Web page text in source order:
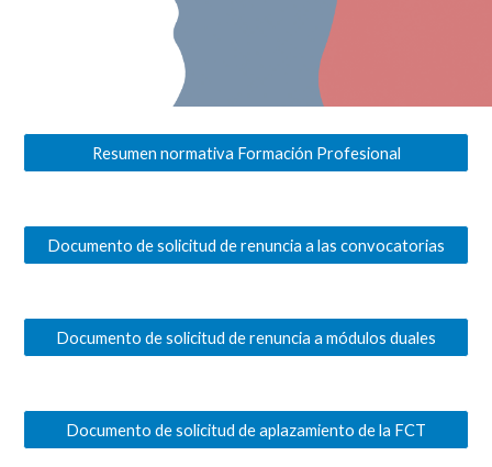
Resumen normativa Formación Profesional
Documento de solicitud de renuncia a las convocatorias
Documento de solicitud de renuncia a módulos duales
Documento de solicitud de aplazamiento de la FCT